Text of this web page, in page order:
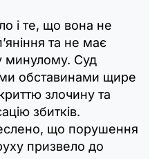
і те, що вона не
та не має
минулому. Суд
обставинами щире
злочину та
збитків.
що порушення
призвело до